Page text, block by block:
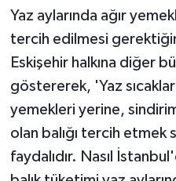
Yaz aylarında ağır
tercih edilmesi
Eskişehir halkına diğer
göstererek, 'Yaz
yemekleri yerine,
olan balığı tercih etmek
faydalıdır. Nasıl